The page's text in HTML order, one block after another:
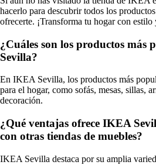
hacerlo para descubrir todos los
ofrecerte. ¡Transforma tu hogar con
¿Cuáles son los productos más
Sevilla?
En IKEA Sevilla, los productos más
para el hogar, como sofás, mesas, sillas,
decoración.
¿Qué ventajas ofrece IKEA
con otras tiendas de muebles?
IKEA Sevilla destaca por su amplia